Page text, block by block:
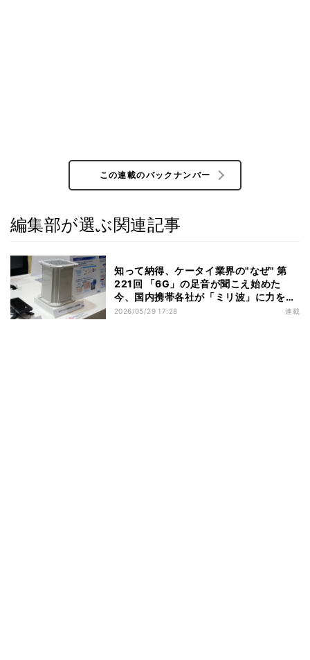
この連載のバックナンバー
編集部が選ぶ関連記事
知って納得、ケータイ業界の"なぜ" 第
221回 「6G」の足音が聞こえ始めた
今、国内携帯各社が「ミリ波」に力を入
れ始めたのはなぜか
2026/05/29 17:28 連載